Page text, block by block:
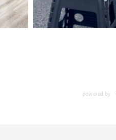
powered by